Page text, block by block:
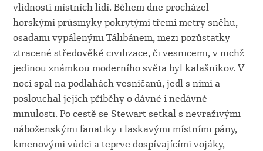
vlídnosti místních lidí. Během dne procházel
horskými průsmyky pokrytými třemi metry sněhu,
osadami vypálenými Tálibánem, mezi pozůstatky
ztracené středověké civilizace, či vesnicemi, v nichž
jedinou známkou moderního světa byl kalašnikov. V
noci spal na podlahách vesničanů, jedl s nimi a
poslouchal jejich příběhy o dávné i nedávné
minulosti. Po cestě se Stewart setkal s nevraživými
náboženskými fanatiky i laskavými místními pány,
kmenovými vůdci a teprve dospívajícími vojáky,